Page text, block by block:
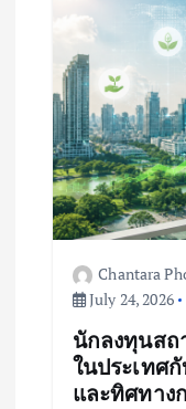
Chantara
July 24, 2026
นักลงทุนสถ
ในประเทศ
และทิศทาง